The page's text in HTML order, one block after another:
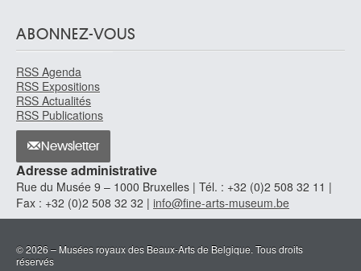
ABONNEZ-VOUS
RSS Agenda
RSS Expositions
RSS Actualités
RSS Publications
Newsletter
Adresse administrative
Rue du Musée 9 – 1000 Bruxelles | Tél. : +32 (0)2 508 32 11 |
Fax : +32 (0)2 508 32 32 | info@fine-arts-museum.be
© 2026 – Musées royaux des Beaux-Arts de Belgique. Tous droits
réservés